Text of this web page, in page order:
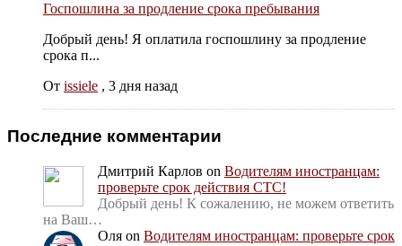
Госпошлина за продление срока пребывания
Добрый день! Я оплатила госпошлину за продление
срока п...
От issiele , 3 дня назад
Последние комментарии
Дмитрий Карлов on Водителям иностранцам:
проверьте срок действия СТС!
Добрый день! К сожалению, не можем ответить
на Ваш…
Оля on Водителям иностранцам: проверьте срок